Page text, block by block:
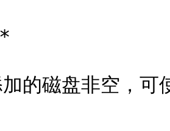
加的磁盘非空